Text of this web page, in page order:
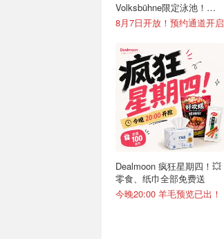
Volksbühne限定泳池！免
费入场！
8月7日开放！预约通道开启
Dealmoon 疯狂星期四！💥
零食、纸巾全部免费送
今晚20:00 羊毛预览已出！